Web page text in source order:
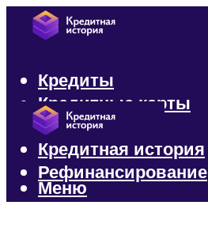
Кредиты
Кредитные карты
Микрозаймы
Кредитная история
Рефинансирование
Меню